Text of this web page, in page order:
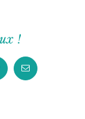
!
Email